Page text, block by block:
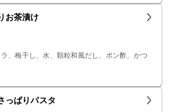
お茶漬け
、梅干し、水、顆粒和風だし、ポン酢、かつ
っぱりパスタ